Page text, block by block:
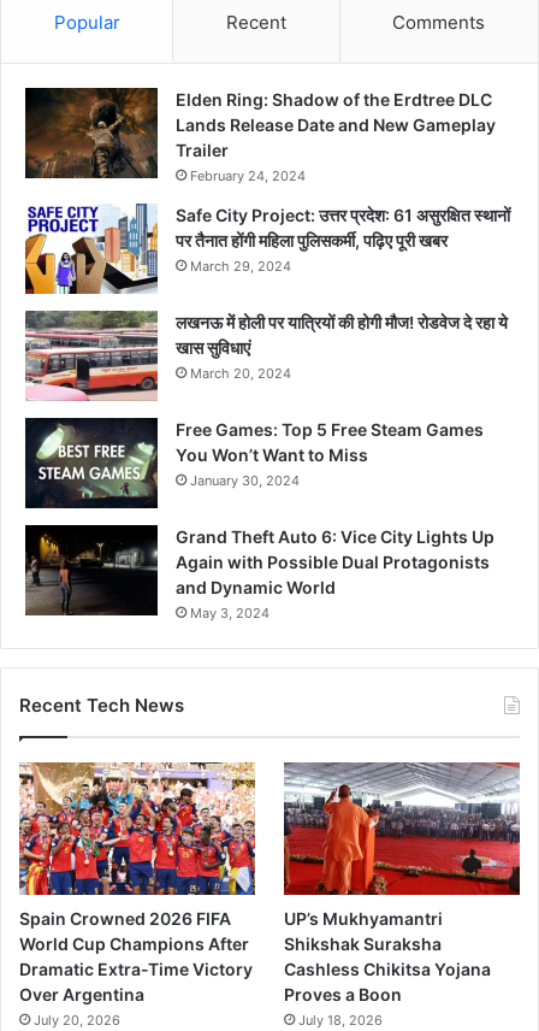
Popular Recent Comments
Elden Ring: Shadow of the Erdtree DLC
Lands Release Date and New Gameplay
Trailer
February 24, 2024
Safe City Project: उत्तर प्रदेश: 61 असुरक्षित स्थानों
पर तैनात होंगी महिला पुलिसकर्मी, पढ़िए पूरी खबर
March 29, 2024
लखनऊ में होली पर यात्रियों की होगी मौज! रोडवेज दे रहा ये
खास सुविधाएं
March 20, 2024
Free Games: Top 5 Free Steam Games
You Won’t Want to Miss
January 30, 2024
Grand Theft Auto 6: Vice City Lights Up
Again with Possible Dual Protagonists
and Dynamic World
May 3, 2024
Recent Tech News
Spain Crowned 2026 FIFA
World Cup Champions After
Dramatic Extra-Time Victory
Over Argentina
July 20, 2026
UP’s Mukhyamantri
Shikshak Suraksha
Cashless Chikitsa Yojana
Proves a Boon
July 18, 2026